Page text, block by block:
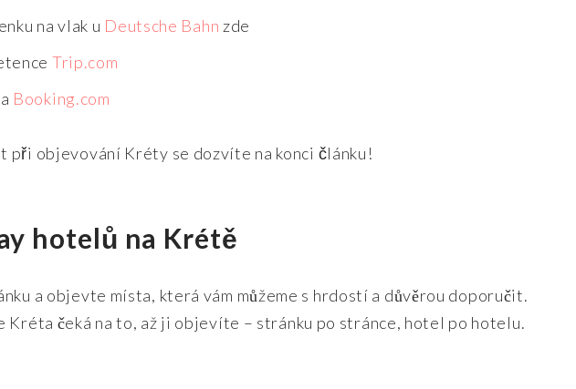
na vlak u Deutsche Bahn zde
Trip.com
Booking.com
při objevování Kréty se dozvíte na konci článku!
hotelů na Krétě
a objevte místa, která vám můžeme s hrdostí a důvěrou doporučit.
Kréta čeká na to, až ji objevíte – stránku po stránce, hotel po hotelu.